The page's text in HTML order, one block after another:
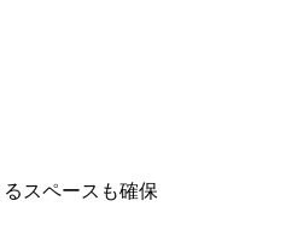
スペースも確保